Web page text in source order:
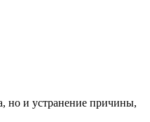
но и устранение причины,